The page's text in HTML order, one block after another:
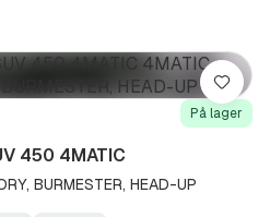
På lager
450 4MATIC
BURMESTER, HEAD-UP
Lagre